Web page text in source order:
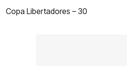
Copa Libertadores – 30